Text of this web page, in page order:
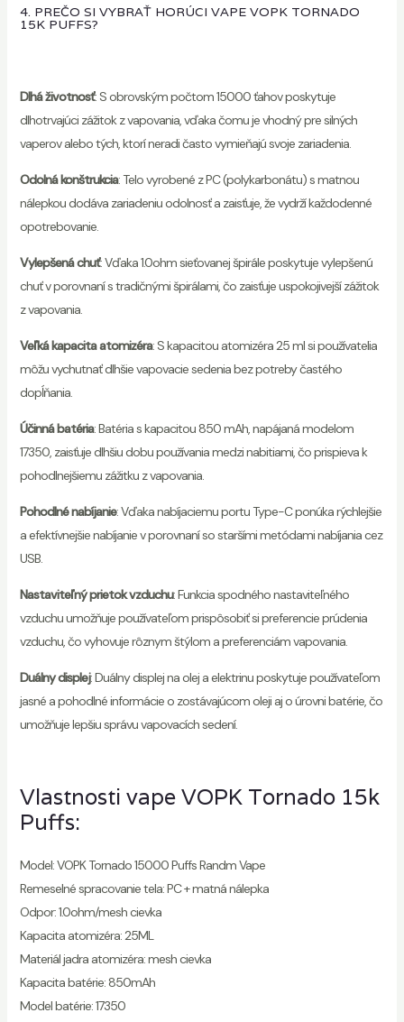
4. PREČO SI VYBRAŤ HORÚCI VAPE VOPK TORNADO
15K PUFFS?
Dlhá životnosť: S obrovským počtom 15000 ťahov poskytuje
dlhotrvajúci zážitok z vapovania, vďaka čomu je vhodný pre silných
vaperov alebo tých, ktorí neradi často vymieňajú svoje zariadenia.
Odolná konštrukcia: Telo vyrobené z PC (polykarbonátu) s matnou
nálepkou dodáva zariadeniu odolnosť a zaisťuje, že vydrží každodenné
opotrebovanie.
Vylepšená chuť: Vďaka 1.0ohm sieťovanej špirále poskytuje vylepšenú
chuť v porovnaní s tradičnými špirálami, čo zaisťuje uspokojivejší zážitok
z vapovania.
Veľká kapacita atomizéra: S kapacitou atomizéra 25 ml si používatelia
môžu vychutnať dlhšie vapovacie sedenia bez potreby častého
dopĺňania.
Účinná batéria: Batéria s kapacitou 850 mAh, napájaná modelom
17350, zaisťuje dlhšiu dobu používania medzi nabitiami, čo prispieva k
pohodlnejšiemu zážitku z vapovania.
Pohodlné nabíjanie: Vďaka nabíjaciemu portu Type-C ponúka rýchlejšie
a efektívnejšie nabíjanie v porovnaní so staršími metódami nabíjania cez
USB.
Nastaviteľný prietok vzduchu: Funkcia spodného nastaviteľného
vzduchu umožňuje používateľom prispôsobiť si preferencie prúdenia
vzduchu, čo vyhovuje rôznym štýlom a preferenciám vapovania.
Duálny displej: Duálny displej na olej a elektrinu poskytuje používateľom
jasné a pohodlné informácie o zostávajúcom oleji aj o úrovni batérie, čo
umožňuje lepšiu správu vapovacích sedení.
Vlastnosti vape VOPK Tornado 15k
Puffs:
Model: VOPK Tornado 15000 Puffs Randm Vape
Remeselné spracovanie tela: PC + matná nálepka
Odpor: 1.0ohm/mesh cievka
Kapacita atomizéra: 25ML
Materiál jadra atomizéra: mesh cievka
Kapacita batérie: 850mAh
Model batérie: 17350